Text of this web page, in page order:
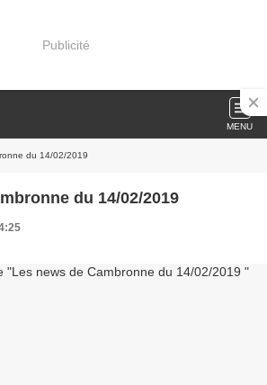
Publicité
MENU
du 14/02/2019
du 14/02/2019